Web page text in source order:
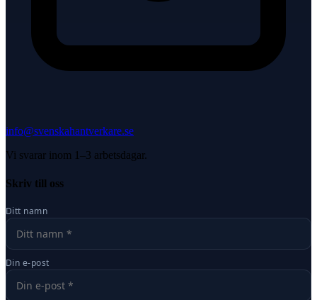
info@svenskahantverkare.se
Vi svarar inom 1–3 arbetsdagar.
Skriv till oss
Ditt namn
Din e-post